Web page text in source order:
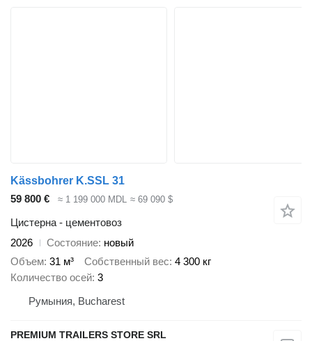
Kässbohrer K.SSL 31
59 800 €
≈ 1 199 000 MDL ≈ 69 090 $
Цистерна - цементовоз
2026
Состояние новый
Объем 31 м³ Собственный вес 4 300 кг
Количество осей 3
Румыния, Bucharest
PREMIUM TRAILERS STORE SRL